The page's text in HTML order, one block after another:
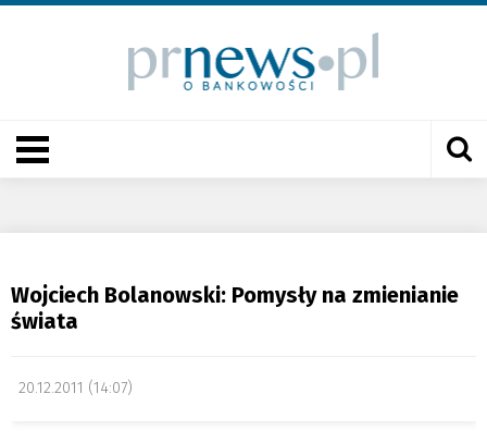
Wojciech Bolanowski: Pomysły na zmienianie
świata
20.12.2011 (14:07)